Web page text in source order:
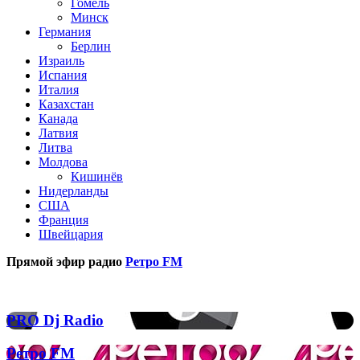
Гомель
Минск
Германия
Берлин
Израиль
Испания
Италия
Казахстан
Канада
Латвия
Литва
Молдова
Кишинёв
Нидерланды
США
Франция
Швейцария
Прямой эфир радио Ретро FM
PRO
Dj
Radio
PRO Dj Radio
Ретро
Ретро FM